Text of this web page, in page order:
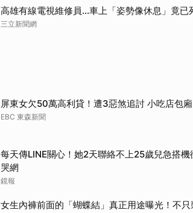
高雄有線電視維修員…車上「姿勢像休息」竟已
三立新聞網
屏東女欠50萬高利貸！遭3惡煞追討 小吃店包
EBC 東森新聞
每天傳LINE關心！她2天聯絡不上25歲兒急搭
哭網
鏡報
女生內褲前面的「蝴蝶結」真正用途曝光！不